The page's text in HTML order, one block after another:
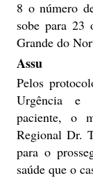
8 o número
sobe para
Grande do
Assu
Pelos
Urgência e
paciente, o
Regional Dr.
para o
saúde que o